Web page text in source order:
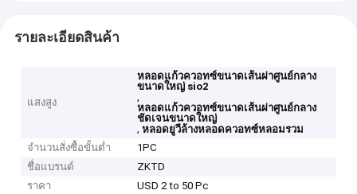
รายละเอียดสินค้า
แสงสูง
หลอดแก้วควอทซ์ขนาดเส้นผ่าศูนย์กลาง
ขนาดใหญ่ sio2
,
หลอดแก้วควอทซ์ขนาดเส้นผ่าศูนย์กลาง
ชัดเจนขนาดใหญ่
,หลอดยูวีล้างหลอดควอทซ์หลอมรวม
จำนวนสั่งซื้อขั้นต่ำ
1PC
ชื่อแบรนด์
ZKTD
ราคา
USD 2 to 50 Pc